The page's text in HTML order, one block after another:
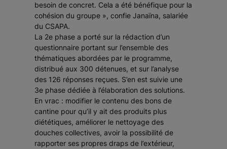
besoin de concret. Cela a été bénéfique pour la
cohésion du groupe », confie Janaïna, salariée
du CSAPA.
La 2e phase a porté sur la rédaction d’un
questionnaire portant sur l’ensemble des
thématiques abordées par le programme,
distribué aux 300 détenues, et sur l’analyse
des 126 réponses reçues. S’en est suivie une
3e phase dédiée à l’élaboration des solutions.
En vrac : modifier le contenu des bons de
cantine pour qu’il y ait des produits plus
diététiques, améliorer le nettoyage des
douches collectives, avoir la possibilité de
rapporter ses propres draps de l’extérieur,